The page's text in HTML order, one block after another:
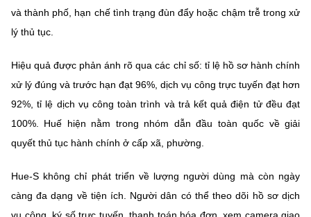
và thành phố, hạn chế tình trạng đùn đẩy hoặc chậm trễ trong xử
lý thủ tục.
Hiệu quả được phản ánh rõ qua các chỉ số: tỉ lệ hồ sơ hành chính
xử lý đúng và trước hạn đạt 96%, dịch vụ công trực tuyến đạt hơn
92%, tỉ lệ dịch vụ công toàn trình và trả kết quả điện tử đều đạt
100%. Huế hiện nằm trong nhóm dẫn đầu toàn quốc về giải
quyết thủ tục hành chính ở cấp xã, phường.
Hue-S không chỉ phát triển về lượng người dùng mà còn ngày
càng đa dạng về tiện ích. Người dân có thể theo dõi hồ sơ dịch